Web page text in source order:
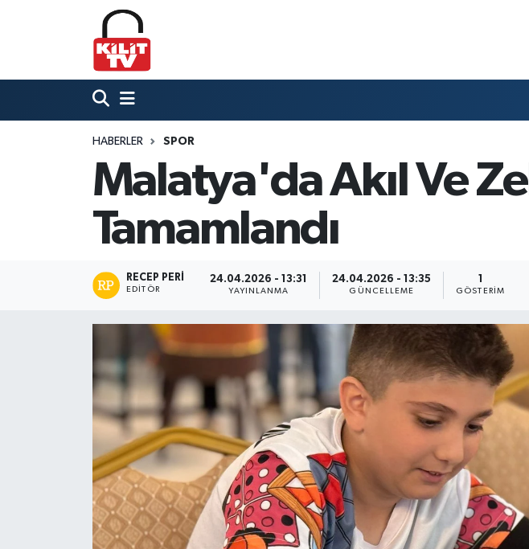
HABERLER SPOR
Malatya'da Akıl Ve
Tamamlandı
RECEP PERI
EDITÖR
24.04.2026 - 13:31
YAYINLANMA
24.04.2026 - 13:35
GÜNCELLEME GÖSTERIM
Hava Durumu
Trafik Durumu
Süper Lig Puan Durumu ve Fikstür
Tüm Manşetler
Son Dakika Haberleri